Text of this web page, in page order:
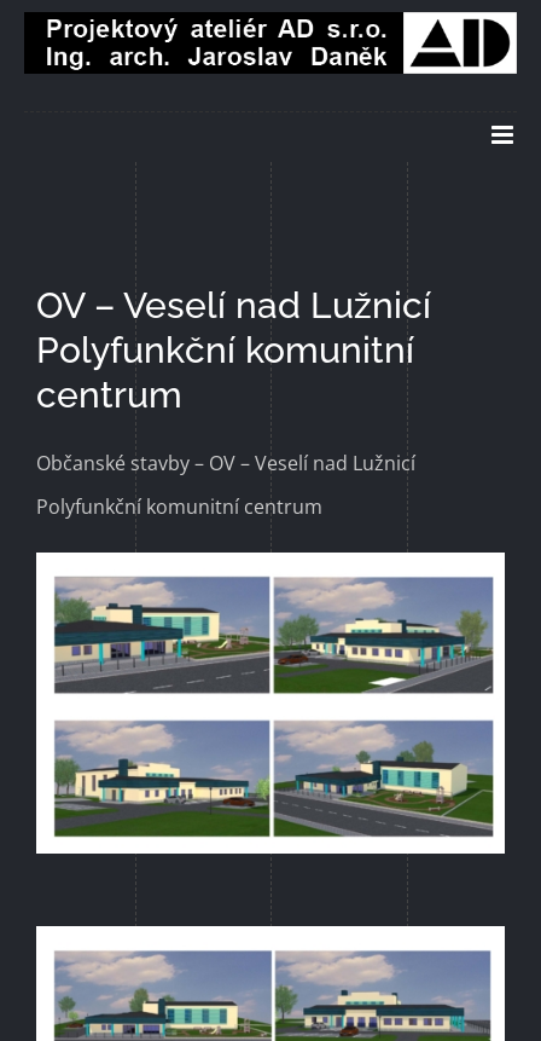
Přeskočit
OV – Veselí nad Lužnicí
Polyfunkční komunitní
centrum
Občanské stavby – OV – Veselí nad Lužnicí
Polyfunkční komunitní centrum